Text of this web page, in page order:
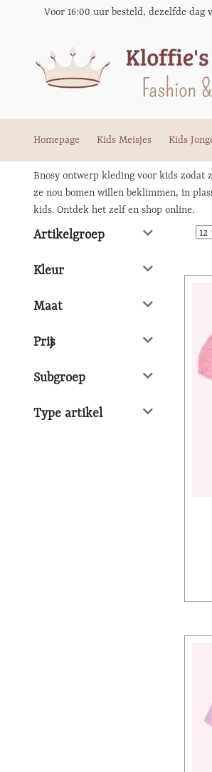
Voor 16:00 uur besteld, dezelfde dag
Homepage Kids Meisjes Kids
Bnosy ontwerp kleding voor kids zodat
ze nou bomen willen beklimmen, in
kids. Ontdek het zelf en shop online.
Artikelgroep
Kleur
Maat
Prijs
Subgroep
Type artikel